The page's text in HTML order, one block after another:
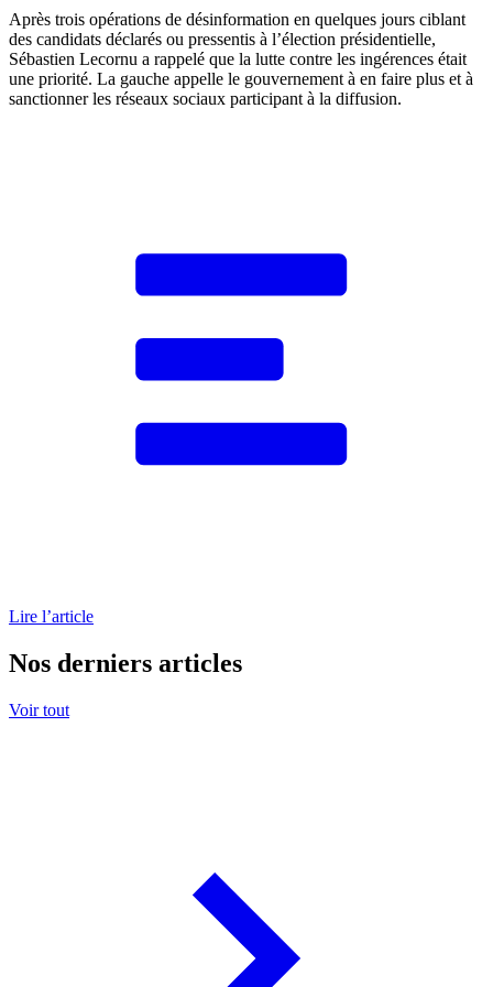
Après trois opérations de désinformation en quelques jours ciblant
des candidats déclarés ou pressentis à l’élection présidentielle,
Sébastien Lecornu a rappelé que la lutte contre les ingérences était
une priorité. La gauche appelle le gouvernement à en faire plus et à
sanctionner les réseaux sociaux participant à la diffusion.
Lire l’article
Nos derniers articles
Voir tout